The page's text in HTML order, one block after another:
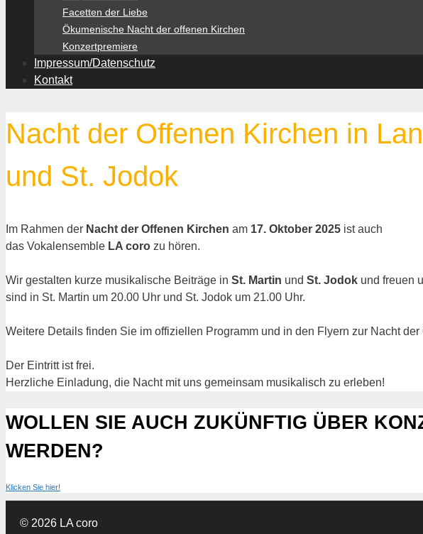
Facetten der Liebe
Ökumenische Nacht der offenen Kirchen
Konzertpremiere
Impressum/Datenschutz
Kontakt
Nacht der Offenen Kirchen in
und St. Jodok
Im Rahmen der Nacht der Offenen Kirchen am 17. Oktober 2025 ist auch
das Vokalensemble LA coro zu hören.
Wir gestalten kurze musikalische Beiträge in St. Martin und St. Jodok und freuen
sind in St. Martin um 20.00 Uhr und St. Jodok um 21.00 Uhr.
Weitere Details finden Sie im offiziellen Programm und in den Flyern zur Nacht der
Der Eintritt ist frei.
Herzliche Einladung, die Nacht mit uns gemeinsam musikalisch zu erleben!
WOLLEN SIE AUCH ZUKÜNFTIG ÜBER
WERDEN?
Klicken Sie hier!
© 2026 LA coro